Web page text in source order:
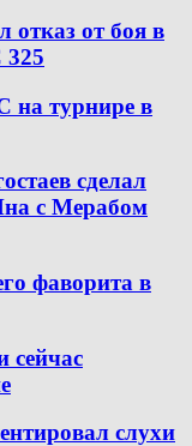
от боя в
325
на турнире в
сделал
с Мерабом
фаворита в
слухи